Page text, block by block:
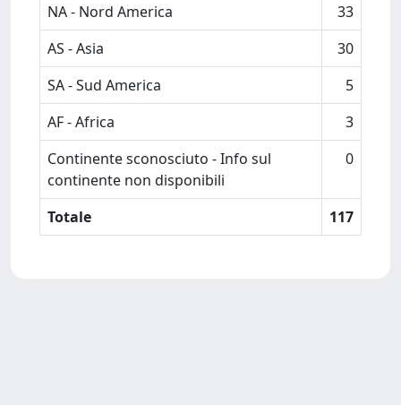
NA - Nord America
33
AS - Asia
30
SA - Sud America
5
AF - Africa
3
Continente sconosciuto - Info sul
continente non disponibili
0
Totale 117